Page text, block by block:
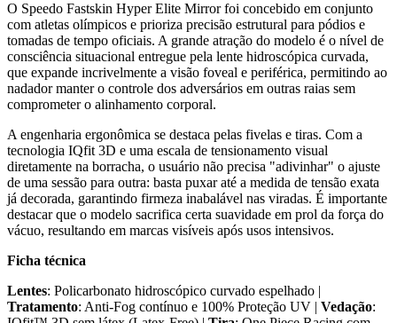
O Speedo Fastskin Hyper Elite Mirror foi concebido em conjunto
com atletas olímpicos e prioriza precisão estrutural para pódios e
tomadas de tempo oficiais. A grande atração do modelo é o nível de
consciência situacional entregue pela lente hidroscópica curvada,
que expande incrivelmente a visão foveal e periférica, permitindo ao
nadador manter o controle dos adversários em outras raias sem
comprometer o alinhamento corporal.
A engenharia ergonômica se destaca pelas fivelas e tiras. Com a
tecnologia IQfit 3D e uma escala de tensionamento visual
diretamente na borracha, o usuário não precisa "adivinhar" o ajuste
de uma sessão para outra: basta puxar até a medida de tensão exata
já decorada, garantindo firmeza inabalável nas viradas. É importante
destacar que o modelo sacrifica certa suavidade em prol da força do
vácuo, resultando em marcas visíveis após usos intensivos.
Ficha técnica
Lentes: Policarbonato hidroscópico curvado espelhado |
Tratamento: Anti-Fog contínuo e 100% Proteção UV | Vedação: